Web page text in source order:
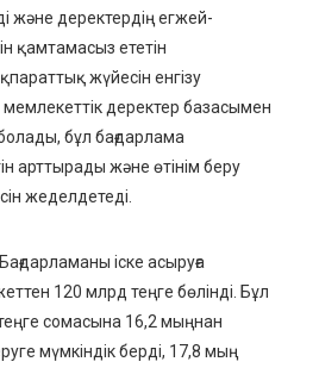
және деректердің егжей-
қамтамасыз ететін
жүйесін енгізу
деректер базасымен
бұл бағдарлама
арттырады және өтінім беру
жеделдетеді.
іске асыруға
120 млрд теңге бөлінді. Бұл
сомасына 16,2 мыңнан
мүмкіндік берді, 17,8 мың